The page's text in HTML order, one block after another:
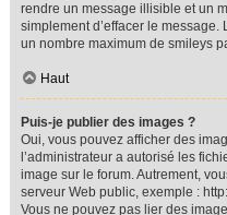
rendre un message illisible et un
simplement d’effacer le message.
un nombre maximum de smileys
Haut
Puis-je publier des images ?
Oui, vous pouvez afficher des
l’administrateur a autorisé les
image sur le forum. Autrement,
serveur Web public, exemple :
Vous ne pouvez pas lier des